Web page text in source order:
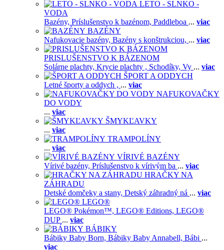
LETO - SLNKO -
VODA
Bazény, Príslušenstvo k bazénom, Paddleboa ... viac
BAZÉNY
Nafukovacie bazény, Bazény s konštrukciou, ... viac
PRISLUŠENSTVO K BÁZENOM
Solárne plachty, Krycie plachty , Schodíky, Vy ... viac
ŠPORT A ODDYCH
Letné športy a oddych , ... viac
NAFUKOVAČKY
DO VODY
... viac
ŠMYKĽAVKY
... viac
TRAMPOLÍNY
... viac
VÍRIVÉ BAZÉNY
Vírivé bazény, Príslušenstvo k vírivým ba ... viac
HRAČKY NA
ZÁHRADU
Detské domčeky a stany, Detský záhradný ná ... viac
LEGO®
LEGO® Pokémon™, LEGO® Editions, LEGO®
DUP ... viac
BÁBIKY
Bábiky Baby Born, Bábiky Baby Annabell, Bábi ...
viac